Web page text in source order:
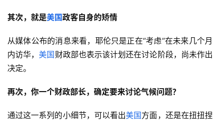
其次，就是美国政客自身的矫情
从媒体公布的消息来看，耶伦只是正在“考虑”在未来几个月
内访华，美国 财政部也表示该计划还在讨论阶段，尚未作出
决定。
再次，你一个财政部长，确定要来讨论气候问题？
通过这一系列的小细节，可以看出美国方面，还是在扭扭捏